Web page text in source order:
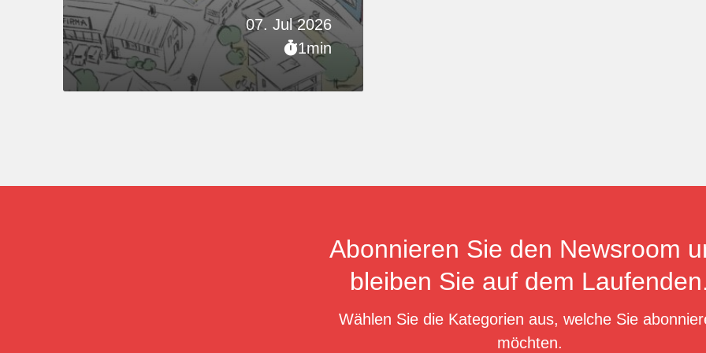
07. Jul 2026
1min
Abonnieren Sie den Newsroom
bleiben Sie auf dem Laufenden.
Wählen Sie die Kategorien aus, welche Sie
möchten.